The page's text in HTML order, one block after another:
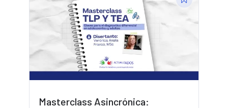
Masterclass Asincrónica: